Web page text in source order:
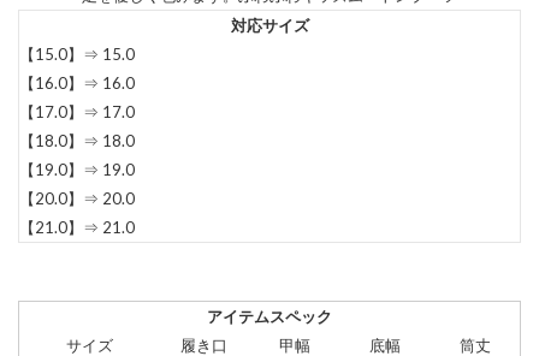
対応サイズ
【15.0】⇒ 15.0
【16.0】⇒ 16.0
【17.0】⇒ 17.0
【18.0】⇒ 18.0
【19.0】⇒ 19.0
【20.0】⇒ 20.0
【21.0】⇒ 21.0
アイテムスペック
サイズ
履き口 甲幅 底幅
筒丈